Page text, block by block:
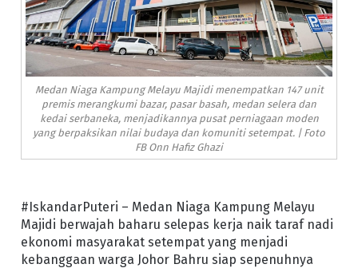
Medan Niaga Kampung Melayu Majidi menempatkan 147 unit
premis merangkumi bazar, pasar basah, medan selera dan
kedai serbaneka, menjadikannya pusat perniagaan moden
yang berpaksikan nilai budaya dan komuniti setempat. | Foto
FB Onn Hafiz Ghazi
#IskandarPuteri – Medan Niaga Kampung Melayu
Majidi berwajah baharu selepas kerja naik taraf nadi
ekonomi masyarakat setempat yang menjadi
kebanggaan warga Johor Bahru siap sepenuhnya